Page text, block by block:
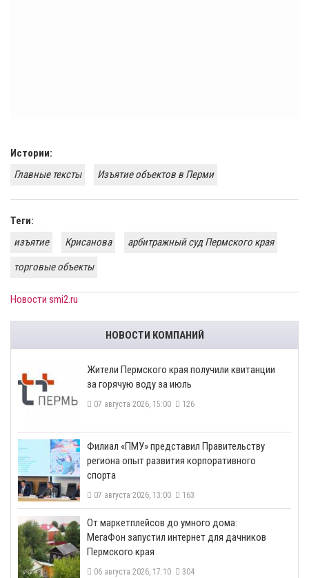
Истории:
Главные тексты
​Изъятие объектов в Перми
Теги:
изъятие
Крисанова
арбитражный суд Пермского края
торговые объекты
Новости smi2.ru
НОВОСТИ КОМПАНИЙ
​Жители Пермского края получили квитанции
за горячую воду за июль
07 августа 2026, 15:00 126
​Филиал «ПМУ» представил Правительству
региона опыт развития корпоративного
спорта
07 августа 2026, 13:00 163
От маркетплейсов до умного дома:
МегаФон запустил интернет для дачников
Пермского края
06 августа 2026, 17:10 304